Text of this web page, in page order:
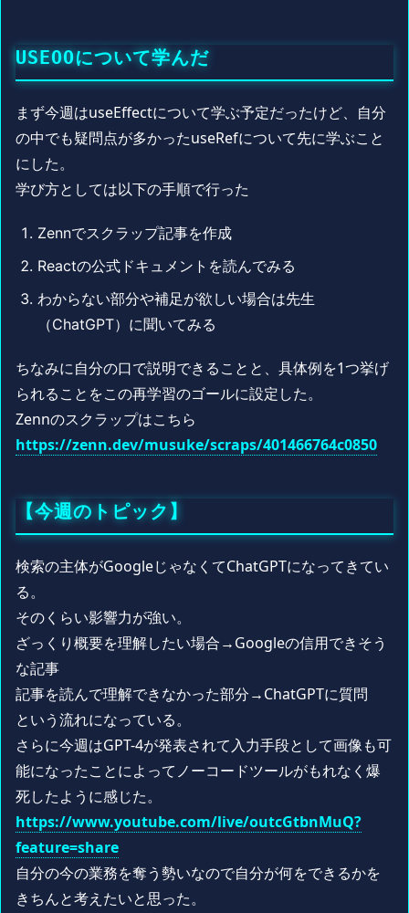
USEOOについて学んだ
まず今週はuseEffectについて学ぶ予定だったけど、自分
の中でも疑問点が多かったuseRefについて先に学ぶこと
にした。
学び方としては以下の手順で行った
Zennでスクラップ記事を作成
Reactの公式ドキュメントを読んでみる
わからない部分や補足が欲しい場合は先生
（ChatGPT）に聞いてみる
ちなみに自分の口で説明できることと、具体例を1つ挙げ
られることをこの再学習のゴールに設定した。
Zennのスクラップはこちら
https://zenn.dev/musuke/scraps/401466764c0850
【今週のトピック】
検索の主体がGoogleじゃなくてChatGPTになってきてい
る。
そのくらい影響力が強い。
ざっくり概要を理解したい場合→Googleの信用できそう
な記事
記事を読んで理解できなかった部分→ChatGPTに質問
という流れになっている。
さらに今週はGPT-4が発表されて入力手段として画像も可
能になったことによってノーコードツールがもれなく爆
死したように感じた。
https://www.youtube.com/live/outcGtbnMuQ?
feature=share
自分の今の業務を奪う勢いなので自分が何をできるかを
きちんと考えたいと思った。